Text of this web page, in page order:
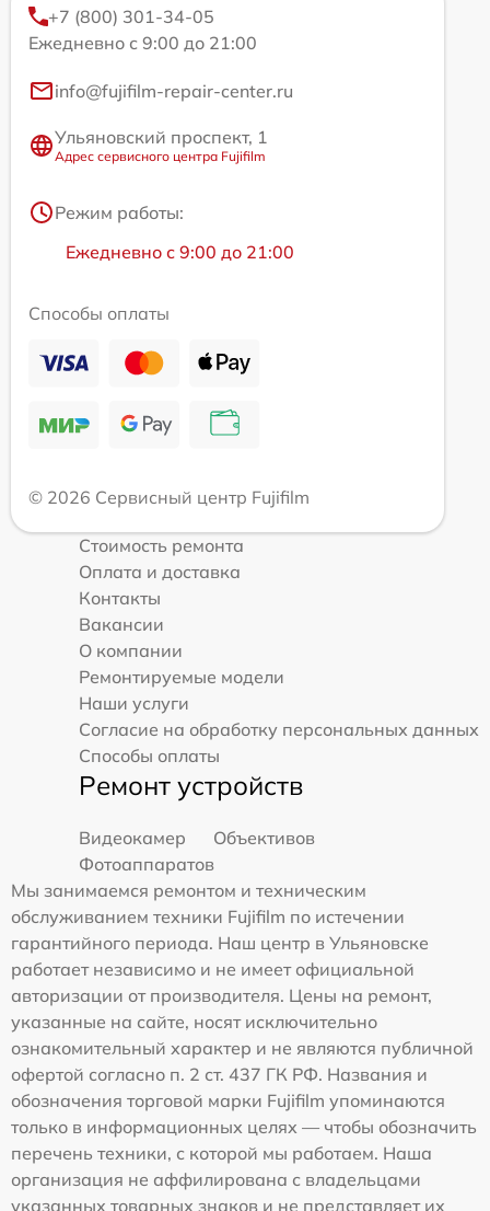
+7 (800) 301-34-05
Ежедневно с 9:00 до 21:00
info@fujifilm-repair-center.ru
Ульяновский проспект, 1
Адрес сервисного центра Fujifilm
Режим работы:
Ежедневно с 9:00 до 21:00
Способы оплаты
© 2026 Сервисный центр Fujifilm
Стоимость ремонта
Оплата и доставка
Контакты
Вакансии
О компании
Ремонтируемые модели
Наши услуги
Согласие на обработку персональных данных
Способы оплаты
Ремонт устройств
Видеокамер
Объективов
Фотоаппаратов
Мы занимаемся ремонтом и техническим
обслуживанием техники Fujifilm по истечении
гарантийного периода. Наш центр в Ульяновске
работает независимо и не имеет официальной
авторизации от производителя. Цены на ремонт,
указанные на сайте, носят исключительно
ознакомительный характер и не являются публичной
офертой согласно п. 2 ст. 437 ГК РФ. Названия и
обозначения торговой марки Fujifilm упоминаются
только в информационных целях — чтобы обозначить
перечень техники, с которой мы работаем. Наша
организация не аффилирована с владельцами
указанных товарных знаков и не представляет их